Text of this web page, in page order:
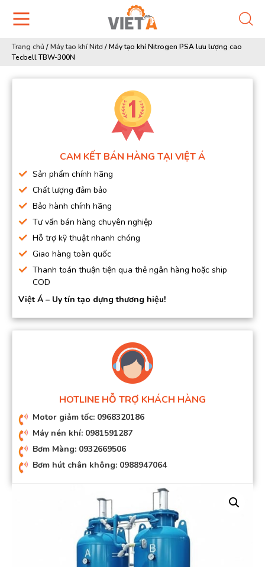
Trang chủ /Máy tạo khí Nitơ/Máy tạo khí Nitrogen PSA lưu lượng cao
Tecbell TBW-300N
CAM KẾT BÁN HÀNG TẠI VIỆT Á
Sản phẩm chính hãng
Chất lượng đảm bảo
Bảo hành chính hãng
Tư vấn bán hàng chuyên nghiệp
Hỗ trợ kỹ thuật nhanh chóng
Giao hàng toàn quốc
Thanh toán thuận tiện qua thẻ ngân hàng hoặc ship
COD
Việt Á – Uy tín tạo dựng thương hiệu!
HOTLINE HỖ TRỢ KHÁCH HÀNG
Motor giảm tốc: 0968320186
Máy nén khí: 0981591287
Bơm Màng: 0932669506
Bơm hút chân không: 0988947064